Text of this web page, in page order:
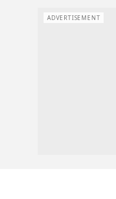
ADVERTISEMENT